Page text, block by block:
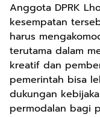
Anggota DPRK
kesempatan
harus
terutama dalam
kreatif dan
pemerintah bisa
dukungan
permodalan bagi